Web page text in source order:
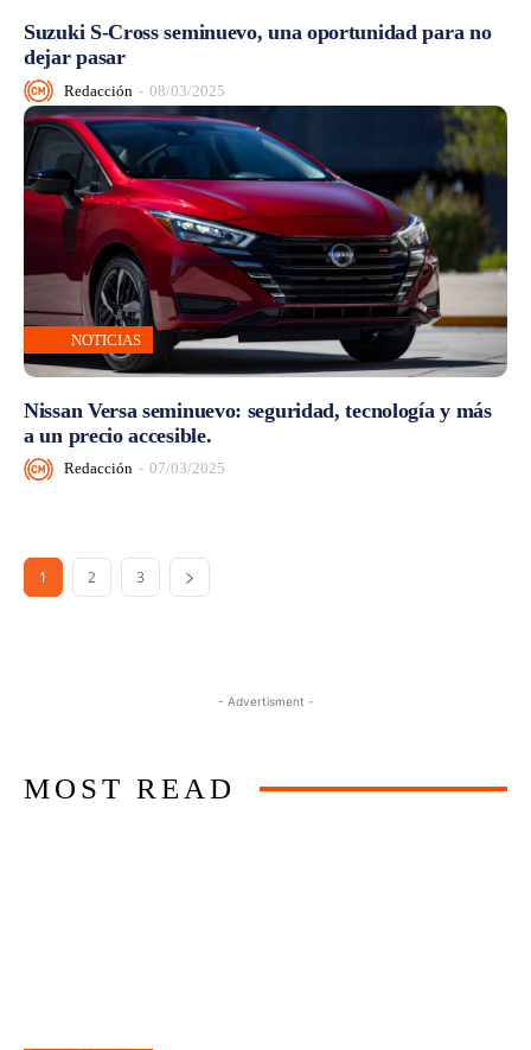
Suzuki S-Cross seminuevo, una oportunidad para no
dejar pasar
Redacción - 08/03/2025
NOTICIAS
Nissan Versa seminuevo: seguridad, tecnología y más
a un precio accesible.
Redacción - 07/03/2025
1 2 3
- Advertisment -
MOST READ